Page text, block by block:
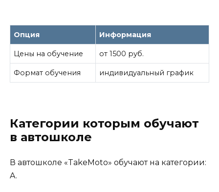
Опция Информация
Цены на обучение от 1500 руб.
Формат обучения индивидуальный график
Категории которым обучают
в автошколе
В автошколе «TakeMoto» обучают на категории:
A.